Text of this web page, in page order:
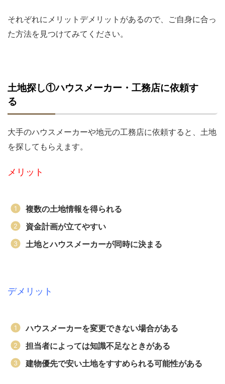
それぞれにメリットデメリットがあるので、ご自身に合っ
た方法を見つけてみてください。
土地探し①ハウスメーカー・工務店に依頼す
る
大手のハウスメーカーや地元の工務店に依頼すると、土地
を探してもらえます。
メリット
複数の土地情報を得られる
資金計画が立てやすい
土地とハウスメーカーが同時に決まる
デメリット
ハウスメーカーを変更できない場合がある
担当者によっては知識不足なときがある
建物優先で安い土地をすすめられる可能性がある